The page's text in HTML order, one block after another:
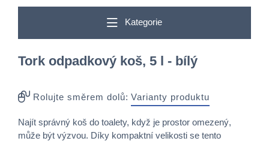
Kategorie
Tork odpadkový koš, 5 l - bílý
Rolujte směrem dolů: Varianty produktu
Najít správný koš do toalety, když je prostor omezený,
může být výzvou. Díky kompaktní velikosti se tento